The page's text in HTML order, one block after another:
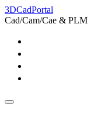
3DCadPortal
Cad/Cam/Cae & PLM